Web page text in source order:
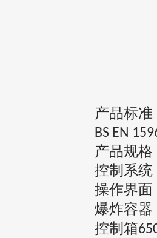
产品标准
BS EN
产品规格
控制系统
操作界面
爆炸容器
控制箱